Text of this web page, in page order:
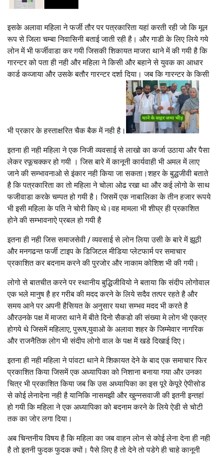
इसके अलावा महिला ने फर्जी तौर पर पत्रकारिता यहां करती रही जो कि मूल
रूप से जिला चम्बा निवासिनी बताई जाती रही है। और गाडी के लिए लिये गये
लोन में भी फर्जीवाडा कर गयी जिसकी शिकायत माजरा थाने में की गयी है कि
गारन्टर को पता ही नही और महिला ने किसी और बहाने से युवक का आधार
कार्ड कव्जाया और उसके बतौर गारन्टर दर्शा दिया। जब कि गारन्टर के किसी
भी प्रकार के हस्ताक्षरित चैक बैक में नही है।
इतना ही नही महिला ने एक निजी व्यवसाई से लाखो का कर्जा उठाया और पैसा
लेकर रफूचक्कर हो गयी । जिस बारे में कानूनी कार्यवाही भी अमल में लाए
जाने की सम्भावनाओ से इंकार नही किया जा सकता।शहर के बुद्धजीवी बताते
है कि पत्रकारिता का तो महिला ने चोला ओढ रखा था और कई लोगो के साथ
फजीवाडा करके चम्पत हो गयी है। जिसमें एक नाबालिका के तीन हजार रूपये
भी इसी महिला के पति ने चोरी किए थे।वह मामला भी शीघ्र ही प्रकाशित
होने की सम्भावनाऐ प्रबल हो गयी है
इतना ही नही जिस समाजसेवी / व्यवसाई से लोन लिया उसी के बारे में झूठी
और मनगढन्त फर्जी टाइप के डिजिटल मीडिया प्लेटफार्म पर समाचार
प्रकाशित कर बदनाम करने की पुरजोर और नाकाम कोशिश भी की गयी।
लोगो से बातचीत करने पर स्थानीय बुद्धिजीवियो ने बताया कि संदीप लोगोवाल
एक भले मानुष है हर गरीब की मदद करने के लिये सदैव तत्पर रहते है और
समय आने पर अपनी हैसियत के अनुसार यथा सम्भव मदद भी करते है
औरउनके पक्ष में माजरा थाने में बीते दिनो सैकडो की संख्या मे लोग भी एकत्र
होगये थे जिसमें महिलाए, पुरूष,युवाओ के अलावा शहर के जिम्मेवार नागरिक
और राजनैतिक लोग भी संदीप लोगो वाल के पक्ष में खडे दिखाई दिए।
इतना ही नही महिला ने पांवटा थाने मे शिकायत देने के बाद एक समाचार फिर
प्रकाशित किया जिसमें एक अध्यापिका को निशाना बनाया गया और उनका
चित्र भी प्रकाशित किया जब कि उस अध्यापिका का इस पूरे केपूरे ऐपीसोड
से कोई लेनादेना नही है यानिकि नासमझी और खुन्नसवाजी की इतनी इन्तहां
हो गयी कि महिला ने एक अध्यापिका को बदनाम करने के लिये ऐडी से चोटी
तक का जोर लगा दिया।
अब चिन्तनीय विषय है कि महिला का जब वाहन लोन से कोई लेना देना ही नही
है तो इतनी फुदक फुदक क्यों। पैसे लिए है तो देने तो पडेगे ही चाहे कानूनी